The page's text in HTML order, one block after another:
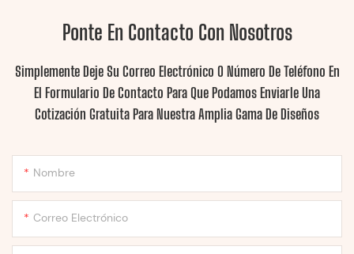
Ponte En Contacto Con Nosotros
Simplemente Deje Su Correo Electrónico O Número De Teléfono En
El Formulario De Contacto Para Que Podamos Enviarle Una
Cotización Gratuita Para Nuestra Amplia Gama De Diseños
Nombre
Correo Electrónico